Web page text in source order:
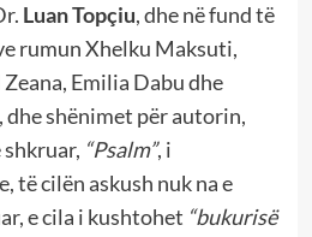
Luan Topçiu, dhe në fund të
rumun Xhelku Maksuti,
Emilia Dabu dhe
shënimet për autorin,
shkruar, “Psalm”, i
të cilën askush nuk na e
e cila i kushtohet “bukurisë